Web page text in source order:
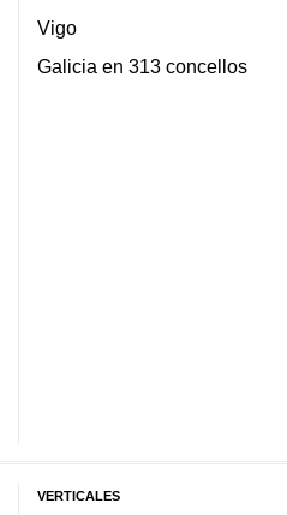
Vigo
Galicia en 313 concellos
VERTICALES